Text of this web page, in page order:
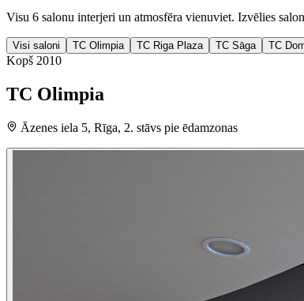
Visu 6 salonu interjeri un atmosfēra vienuviet. Izvēlies
Visi saloni TC Olimpia TC Riga Plaza TC Sāga TC
Kopš 2010
TC Olimpia
Āzenes iela 5, Rīga, 2. stāvs pie ēdamzonas